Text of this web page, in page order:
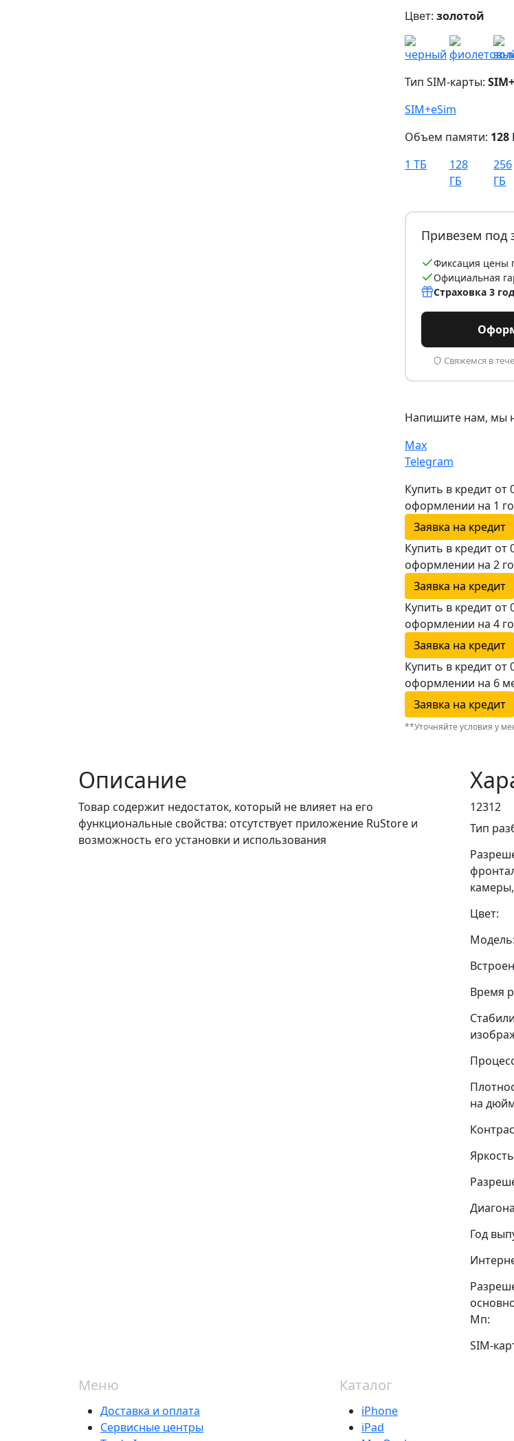
Цвет: золотой
Тип SIM-карты:
SIM+eSim
Объем памяти: 128
1 ТБ
128
ГБ
256
ГБ
Привезем под
Фиксация цены
Официальная
Страховка 3
Свяжемся в
Напишите нам, мы
Max
Telegram
Купить в кредит от
оформлении на 1
Заявка на кредит
Купить в кредит от
оформлении на 2
Заявка на кредит
Купить в кредит от
оформлении на 4
Заявка на кредит
Купить в кредит от
оформлении на 6
Заявка на кредит
**Уточняйте условия у
Описание
Товар содержит недостаток, который не влияет на его
функциональные свойства: отсутствует приложение RuStore и
возможность его установки и использования
12312
Тип
Цвет:
Модель:
Время
на
Год
Мп:
SIM-
Меню
Доставка и оплата
Сервисные центры
Каталог
iPhone
iPad